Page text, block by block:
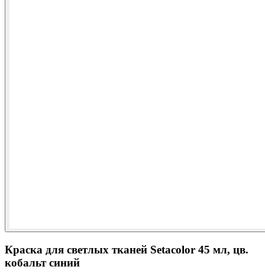
Краска для светлых тканей Setacolor 45 мл, цв.
кобальт синий